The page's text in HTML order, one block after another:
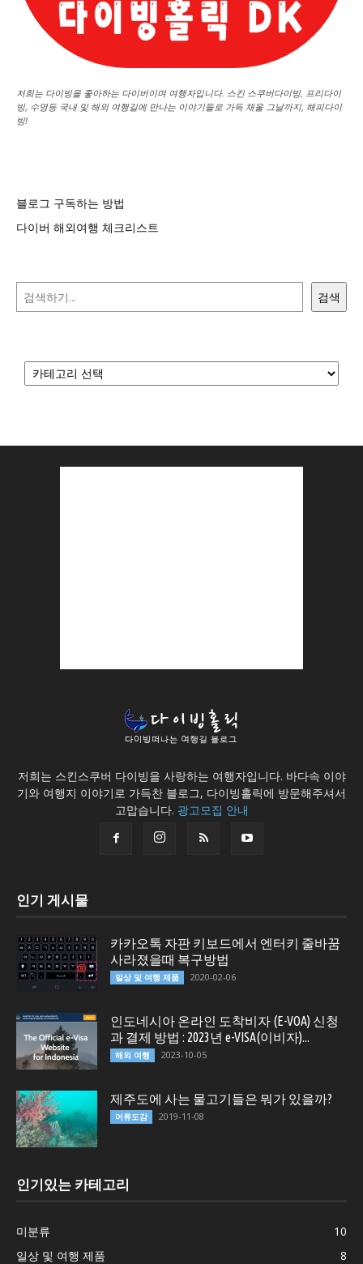
저희는 다이빙을 좋아하는 다이버이며 여행자입니다. 스킨 스쿠버다이빙, 프리다이
빙, 수영등 국내 및 해외 여행길에 만나는 이야기들로 가득 채울 그날까지, 해피다이
빙!
블로그 구독하는 방법
다이버 해외여행 체크리스트
검색
저희는 스킨스쿠버 다이빙을 사랑하는 여행자입니다. 바다속 이야
기와 여행지 이야기로 가득찬 블로그, 다이빙홀릭에 방문해주셔서
고맙습니다. 광고모집 안내
인기 게시물
카카오톡 자판 키보드에서 엔터키 줄바꿈
사라졌을때 복구방법
일상 및 여행 제품 2020-02-06
인도네시아 온라인 도착비자 (E-VOA) 신청
과 결제 방법 : 2023년 e-VISA(이비자)...
해외 여행 2023-10-05
제주도에 사는 물고기들은 뭐가 있을까?
어류도감 2019-11-08
인기있는 카테고리
미분류
10
일상 및 여행 제품
8